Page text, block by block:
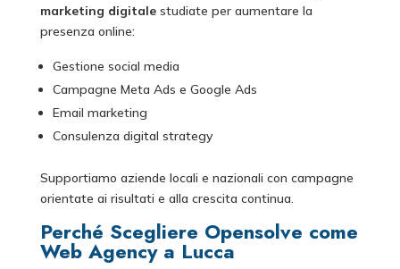
marketing digitalestudiate per aumentare la
presenza online:
Gestione social media
Campagne Meta Ads e Google Ads
Email marketing
Consulenza digital strategy
Supportiamo aziende locali e nazionali con campagne
orientate ai risultati e alla crescita continua.
Perché Scegliere Opensolve come
Web Agency a Lucca